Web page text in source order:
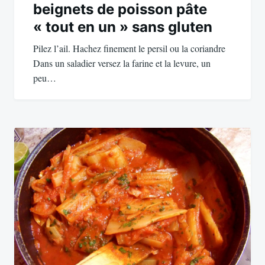
beignets de poisson pâte
« tout en un » sans gluten
Pilez l’ail. Hachez finement le persil ou la coriandre
Dans un saladier versez la farine et la levure, un
peu…